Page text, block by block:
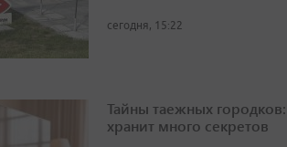
сегодня, 15:22
Тайны таежных
хранит много секретов